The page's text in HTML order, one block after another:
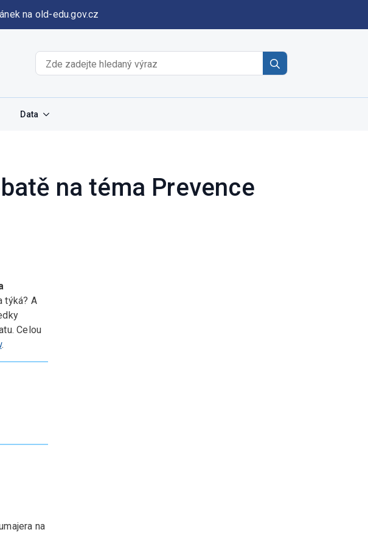
na old-edu.gov.cz
Search
for:
Data
na téma Prevence
týká? A
Celou
.
na